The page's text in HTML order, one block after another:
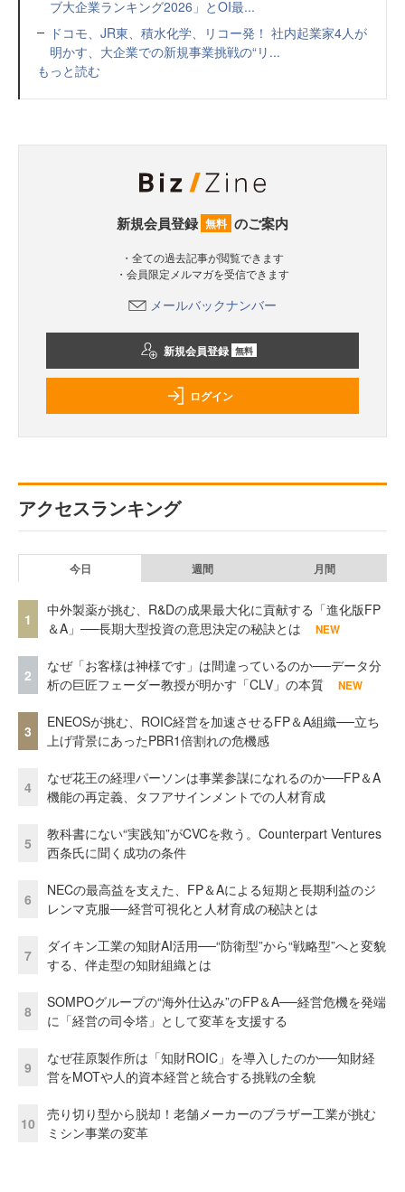
ブ大企業ランキング2026」とOI最...
ドコモ、JR東、積水化学、リコー発！ 社内起業家4人が
明かす、大企業での新規事業挑戦の“リ...
もっと読む
新規会員登録 無料 のご案内
・全ての過去記事が閲覧できます
・会員限定メルマガを受信できます
メールバックナンバー
新規会員登録 無料
ログイン
アクセスランキング
今日 週間 月間
1
中外製薬が挑む、R&Dの成果最大化に貢献する「進化版FP
＆A」──長期大型投資の意思決定の秘訣とは
NEW
2
なぜ「お客様は神様です」は間違っているのか──データ分
析の巨匠フェーダー教授が明かす「CLV」の本質
NEW
3
ENEOSが挑む、ROIC経営を加速させるFP＆A組織──立ち
上げ背景にあったPBR1倍割れの危機感
4
なぜ花王の経理パーソンは事業参謀になれるのか──FP＆A
機能の再定義、タフアサインメントでの人材育成
5
教科書にない“実践知”がCVCを救う。Counterpart Ventures
西条氏に聞く成功の条件
6
NECの最高益を支えた、FP＆Aによる短期と長期利益のジ
レンマ克服──経営可視化と人材育成の秘訣とは
7
ダイキン工業の知財AI活用──“防衛型”から“戦略型”へと変貌
する、伴走型の知財組織とは
8
SOMPOグループの“海外仕込み”のFP＆A──経営危機を発端
に「経営の司令塔」として変革を支援する
9
なぜ荏原製作所は「知財ROIC」を導入したのか──知財経
営をMOTや人的資本経営と統合する挑戦の全貌
10
売り切り型から脱却！老舗メーカーのブラザー工業が挑む
ミシン事業の変革